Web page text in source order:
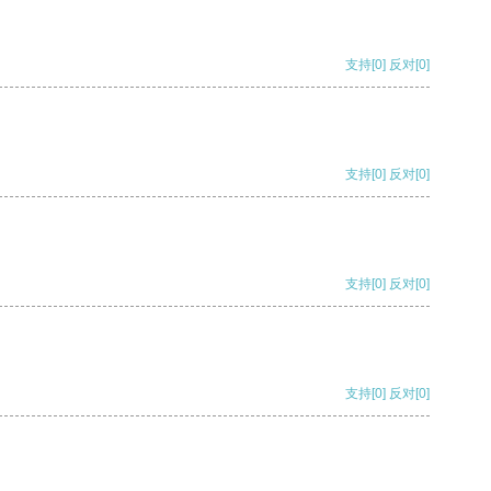
支持[0] 反对[0]
支持[0] 反对[0]
支持[0] 反对[0]
支持[0] 反对[0]